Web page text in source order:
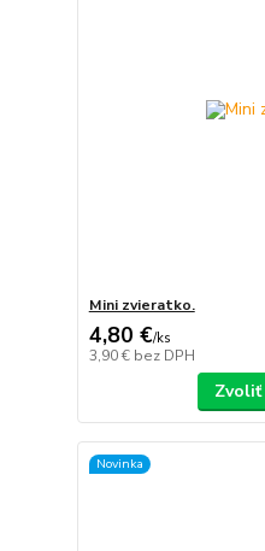
Mini zvieratko.
4,80 €/ks
3,90 € bez DPH
Novinka